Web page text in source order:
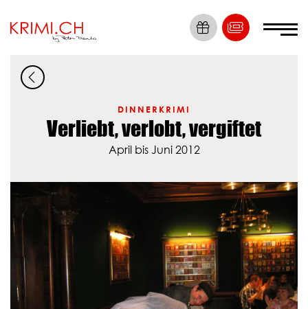
Die Nummer 1
Krimi Erlebnisse
Tickets
Locations
Krimis
Dein Event
News
DINNERKRIMI
Verliebt, verlobt, vergiftet
April bis Juni 2012